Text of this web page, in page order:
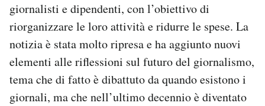
Area Personale
Newsletter
Notifiche mobile
Regala il Post
Hai bisogno di aiuto?
giornalisti e dipendenti, con l’obiettivo di
riorganizzare le loro attività e ridurre le spese. La
notizia è stata molto ripresa e ha aggiunto nuovi
elementi alle riflessioni sul futuro del giornalismo,
tema che di fatto è dibattuto da quando esistono i
giornali, ma che nell’ultimo decennio è diventato